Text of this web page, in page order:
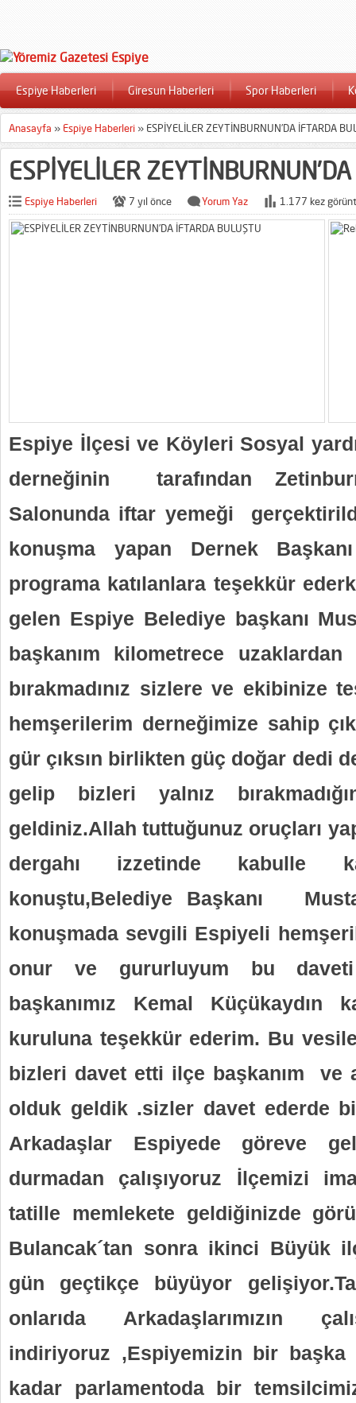
Espiye Haberleri Giresun Haberleri Spor Haberleri
Anasayfa » Espiye Haberleri » ESPİYELİLER ZEYTİNBURNUN’DA İFTARDA
ESPİYELİLER
Espiye Haberleri 7 yıl önce Yorum Yaz 1.177 kez
Espiye İlçesi ve Köyleri Sosyal
derneğinin tarafından
Salonunda iftar yemeği
konuşma yapan Dernek Başkanı
programa katılanlara teşekkür
gelen Espiye Belediye başkanı
başkanım kilometrece
bırakmadınız sizlere ve ekibinize
hemşerilerim derneğimize sahip
gür çıksın birlikten güç doğar dedi
gelip bizleri yalnız
geldiniz.Allah tuttuğunuz oruçları
dergahı izzetinde kabulle
konuştu,Belediye Başkanı
konuşmada sevgili Espiyeli
onur ve gururluyum bu daveti
başkanımız Kemal Küçükaydın
kuruluna teşekkür ederim. Bu
bizleri davet etti ilçe başkanım ve
olduk geldik .sizler davet ederde
Arkadaşlar Espiyede göreve
durmadan çalışıyoruz İlçemizi
tatille memlekete geldiğinizde
Bulancak´tan sonra ikinci Büyük
gün geçtikçe büyüyor
onlarıda Arkadaşlarımızın
indiriyoruz ,Espiyemizin bir başka
kadar parlamentoda bir